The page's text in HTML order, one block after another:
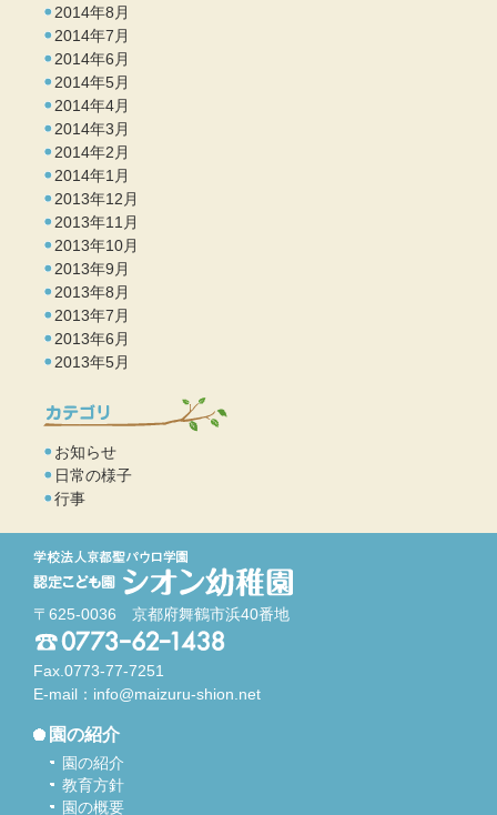
2014年8月
2014年7月
2014年6月
2014年5月
2014年4月
2014年3月
2014年2月
2014年1月
2013年12月
2013年11月
2013年10月
2013年9月
2013年8月
2013年7月
2013年6月
2013年5月
お知らせ
日常の様子
行事
〒625-0036 京都府舞鶴市浜40番地
Fax.0773-77-7251
E-mail： info@maizuru-shion.net
園の紹介
園の紹介
教育方針
園の概要